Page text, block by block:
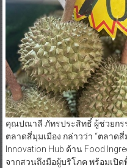
คุณปณาลี ภัทรประสิทธิ์ ผู้ช่วยกร
ตลาดสี่มุมเมือง กล่าวว่า “ตลาด
Innovation Hub ด้าน Food
จากสวนถึงมือผู้บริโภค พร้อมเปิ